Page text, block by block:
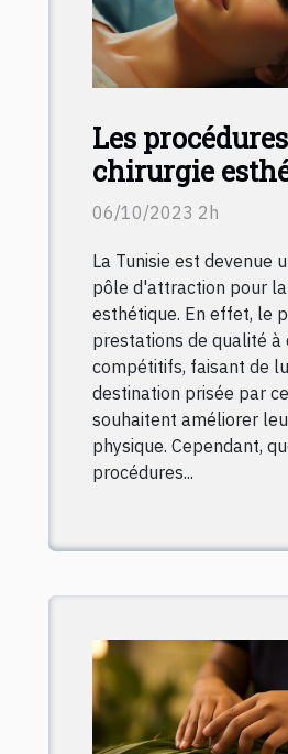
Les
chirurgie
plus populaires
06/10/2023 2h
La Tunisie est devenue
pôle d'attraction pour
esthétique. En effet, le
prestations de qualité à
compétitifs, faisant de
destination prisée par
souhaitent améliorer
physique. Cependant,
procédures...